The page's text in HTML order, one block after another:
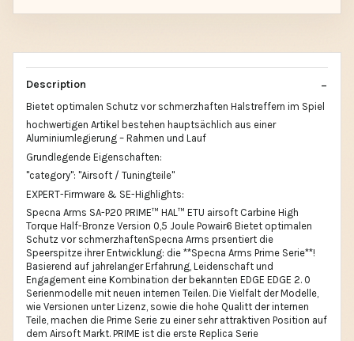
Description
Bietet optimalen Schutz vor schmerzhaften Halstreffern im Spiel
hochwertigen Artikel bestehen hauptsächlich aus einer
Aluminiumlegierung – Rahmen und Lauf
Grundlegende Eigenschaften:
"category": "Airsoft / Tuningteile"
EXPERT-Firmware & SE-Highlights:
Specna Arms SA-P20 PRIME™ HAL™ ETU airsoft Carbine High
Torque Half-Bronze Version 0,5 Joule Powair6 Bietet optimalen
Schutz vor schmerzhaftenSpecna Arms prsentiert die
Speerspitze ihrer Entwicklung: die **Specna Arms Prime Serie**!
Basierend auf jahrelanger Erfahrung, Leidenschaft und
Engagement eine Kombination der bekannten EDGE EDGE 2. 0
Serienmodelle mit neuen internen Teilen. Die Vielfalt der Modelle,
wie Versionen unter Lizenz, sowie die hohe Qualitt der internen
Teile, machen die Prime Serie zu einer sehr attraktiven Position auf
dem Airsoft Markt. PRIME ist die erste Replica Serie